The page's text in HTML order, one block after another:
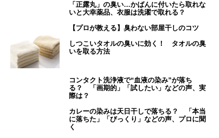
「正露丸」の臭い…かばんに付いたら取れな
いと大幸薬品、衣服は洗濯で取れる？
【プロが教える】臭わない部屋干しのコツ
しつこいタオルの臭いに効く！ タオルの臭
いを取る方法
コンタクト洗浄液で“血液の染み”が落ち
る？ 「画期的」「試したい」などの声、実
際は？
カレーの染みは天日干しで落ちる？ 「本当
に落ちた」「びっくり」などの声、プロに聞
く